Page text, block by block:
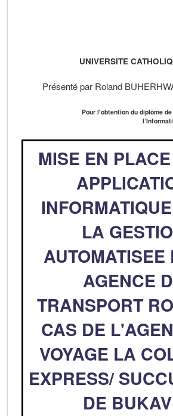
UNIVERSITE
Présenté par Roland
Pour l'obtention du diplôme
MISE EN
LA
AUTOMATISEE
AGENCE
TRANSPORT
CAS DE
VOYAGE LA
EXPRESS/
DE